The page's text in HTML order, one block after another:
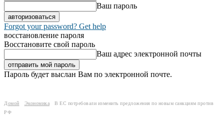
Ваш пароль
Forgot your password? Get help
восстановление пароля
Восстановите свой пароль
Ваш адрес электронной почты
Пароль будет выслан Вам по электронной почте.
Домой Экономика
В ЕС потребовали изменить предложения по новым санкциям против
РФ